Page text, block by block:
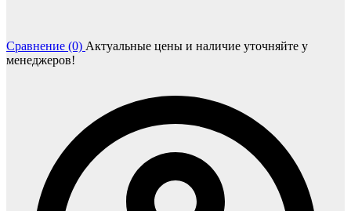
Сравнение (0) Актуальные цены и наличие уточняйте у
менеджеров!